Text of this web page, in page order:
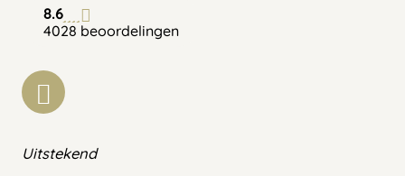
8.6
4028 beoordelingen
Uitstekend